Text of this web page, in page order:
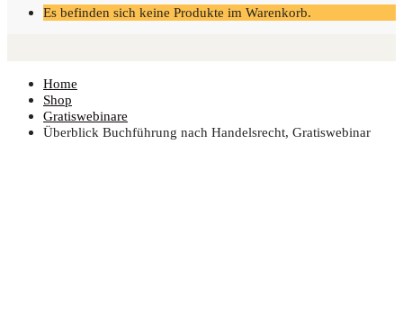
Es befinden sich keine Produkte im Warenkorb.
Home
Shop
Gratiswebinare
Über­blick Buch­füh­rung nach Han­dels­recht, Gratiswebinar